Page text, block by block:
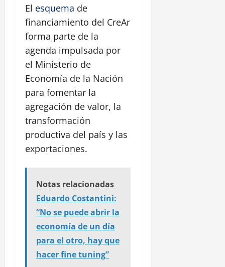
El esquema de
financiamiento del CreAr
forma parte de la
agenda impulsada por
el Ministerio de
Economía de la Nación
para fomentar la
agregación de valor, la
transformación
productiva del país y las
exportaciones.
Notas relacionadas
Eduardo Costantini:
“No se puede abrir la
economía de un día
para el otro, hay que
hacer fine tuning”